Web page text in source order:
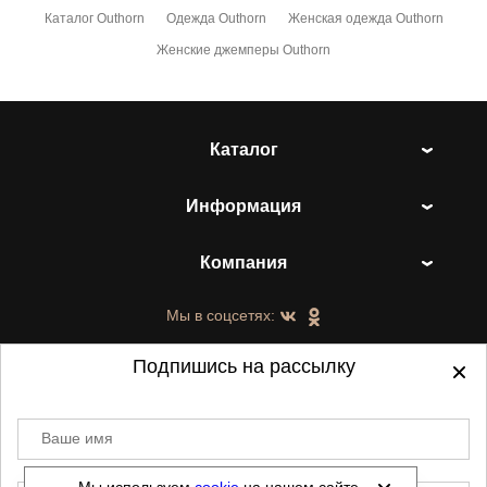
Каталог Outhorn Одежда Outhorn Женская одежда Outhorn
Женские джемперы Outhorn
Каталог
Информация
Компания
Мы в соцсетях:
©2021-2026 - ShoesTown.ru - все права
защищены.
Подпишись на рассылку
Ваше имя